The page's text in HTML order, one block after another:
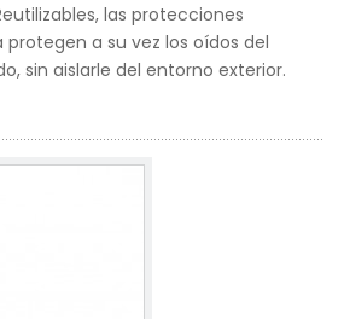
las protecciones
a su vez los oídos del
sin aislarle del entorno exterior.